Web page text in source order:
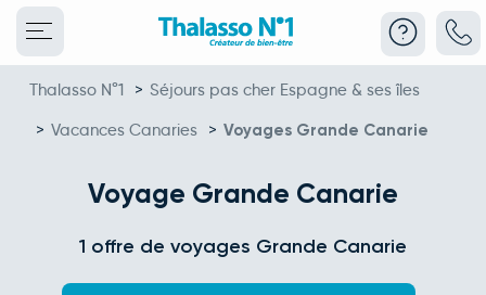
Thalasso N°1 > Séjours pas cher Espagne & ses îles
> Vacances Canaries > Voyages Grande Canarie
Voyage Grande Canarie
1 offre de voyages Grande Canarie